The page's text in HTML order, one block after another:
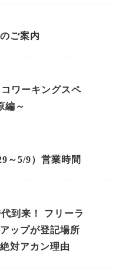
ご案内
コワーキングスペ
編～
～5/9）営業時間
到来！ フリーラ
ップが登記場所
対アカン理由